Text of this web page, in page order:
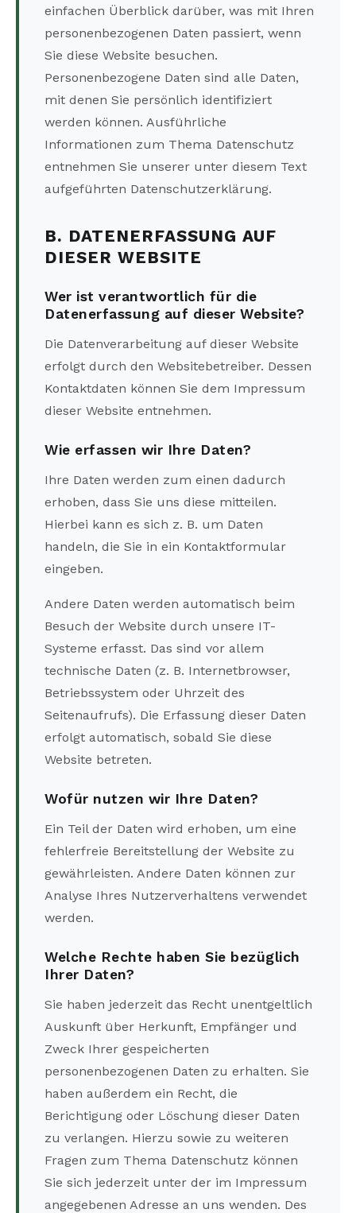
einfachen Überblick darüber, was mit Ihren
personenbezogenen Daten passiert, wenn
Sie diese Website besuchen.
Personenbezogene Daten sind alle Daten,
mit denen Sie persönlich identifiziert
werden können. Ausführliche
Informationen zum Thema Datenschutz
entnehmen Sie unserer unter diesem Text
aufgeführten Datenschutzerklärung.
B. DATENERFASSUNG AUF
DIESER WEBSITE
Wer ist verantwortlich für die
Datenerfassung auf dieser Website?
Die Datenverarbeitung auf dieser Website
erfolgt durch den Websitebetreiber. Dessen
Kontaktdaten können Sie dem Impressum
dieser Website entnehmen.
Wie erfassen wir Ihre Daten?
Ihre Daten werden zum einen dadurch
erhoben, dass Sie uns diese mitteilen.
Hierbei kann es sich z. B. um Daten
handeln, die Sie in ein Kontaktformular
eingeben.
Andere Daten werden automatisch beim
Besuch der Website durch unsere IT-
Systeme erfasst. Das sind vor allem
technische Daten (z. B. Internetbrowser,
Betriebssystem oder Uhrzeit des
Seitenaufrufs). Die Erfassung dieser Daten
erfolgt automatisch, sobald Sie diese
Website betreten.
Wofür nutzen wir Ihre Daten?
Ein Teil der Daten wird erhoben, um eine
fehlerfreie Bereitstellung der Website zu
gewährleisten. Andere Daten können zur
Analyse Ihres Nutzerverhaltens verwendet
werden.
Welche Rechte haben Sie bezüglich
Ihrer Daten?
Sie haben jederzeit das Recht unentgeltlich
Auskunft über Herkunft, Empfänger und
Zweck Ihrer gespeicherten
personenbezogenen Daten zu erhalten. Sie
haben außerdem ein Recht, die
Berichtigung oder Löschung dieser Daten
zu verlangen. Hierzu sowie zu weiteren
Fragen zum Thema Datenschutz können
Sie sich jederzeit unter der im Impressum
angegebenen Adresse an uns wenden. Des